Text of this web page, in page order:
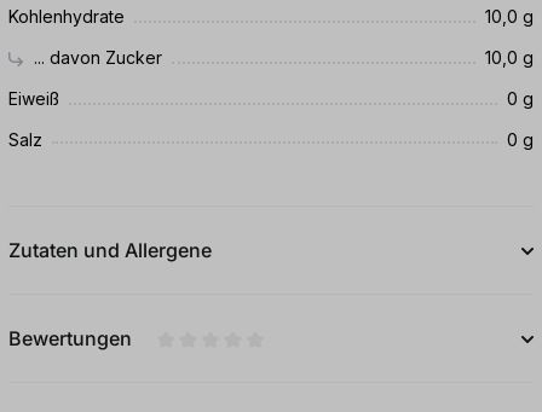
Kohlenhydrate
10,0 g
... davon Zucker
10,0 g
Eiweiß
0 g
Salz
0 g
Zutaten und Allergene
Bewertungen